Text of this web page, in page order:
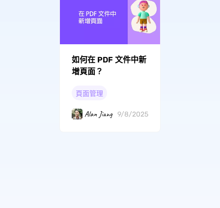
如何在 PDF 文件中新
增頁面？
頁面管理
Alan Jiang 9/8/2025